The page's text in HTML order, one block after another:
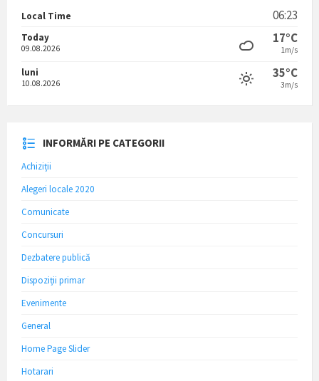
Local Time 06:23
Today
09.08.2026
17°C
1m/s
luni
10.08.2026
35°C
3m/s
INFORMĂRI PE CATEGORII
Achiziții
Alegeri locale 2020
Comunicate
Concursuri
Dezbatere publică
Dispoziții primar
Evenimente
General
Home Page Slider
Hotarari